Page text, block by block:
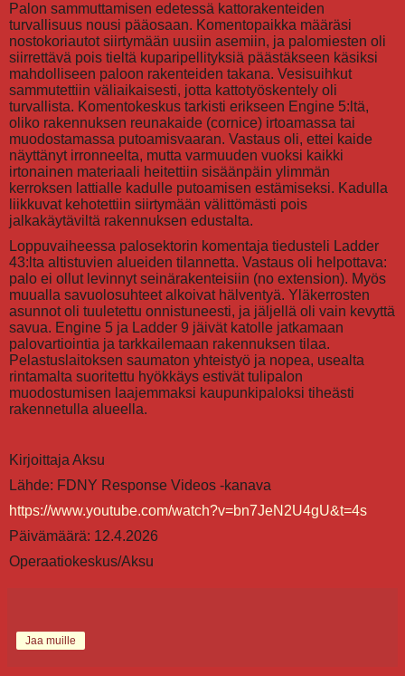
Palon sammuttamisen edetessä kattorakenteiden
turvallisuus nousi pääosaan. Komentopaikka määräsi
nostokoriautot siirtymään uusiin asemiin, ja palomiesten oli
siirrettävä pois tieltä kuparipellityksiä päästäkseen käsiksi
mahdolliseen paloon rakenteiden takana. Vesisuihkut
sammutettiin väliaikaisesti, jotta kattotyöskentely oli
turvallista. Komentokeskus tarkisti erikseen Engine 5:ltä,
oliko rakennuksen reunakaide (cornice) irtoamassa tai
muodostamassa putoamisvaaran. Vastaus oli, ettei kaide
näyttänyt irronneelta, mutta varmuuden vuoksi kaikki
irtonainen materiaali heitettiin sisäänpäin ylimmän
kerroksen lattialle kadulle putoamisen estämiseksi. Kadulla
liikkuvat kehotettiin siirtymään välittömästi pois
jalkakäytäviltä rakennuksen edustalta.
Loppuvaiheessa palosektorin komentaja tiedusteli Ladder
43:lta altistuvien alueiden tilannetta. Vastaus oli helpottava:
palo ei ollut levinnyt seinärakenteisiin (no extension). Myös
muualla savuolosuhteet alkoivat hälventyä. Yläkerrosten
asunnot oli tuuletettu onnistuneesti, ja jäljellä oli vain kevyttä
savua. Engine 5 ja Ladder 9 jäivät katolle jatkamaan
palovartiointia ja tarkkailemaan rakennuksen tilaa.
Pelastuslaitoksen saumaton yhteistyö ja nopea, usealta
rintamalta suoritettu hyökkäys estivät tulipalon
muodostumisen laajemmaksi kaupunkipaloksi tiheästi
rakennetulla alueella.
Kirjoittaja Aksu
Lähde: FDNY Response Videos -kanava
https://www.youtube.com/watch?v=bn7JeN2U4gU&t=4s
Päivämäärä: 12.4.2026
Operaatiokeskus/Aksu
Jaa muille